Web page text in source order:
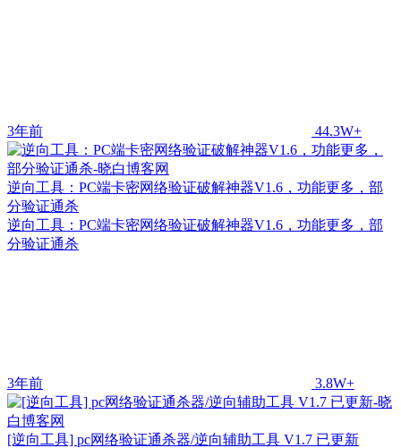
3年前 44.3W+
逆向工具：PC端卡密网络验证破解神器V1.6，功能更多，部
分验证通杀
逆向工具：PC端卡密网络验证破解神器V1.6，功能更多，部
分验证通杀
3年前 3.8W+
[逆向工具] pc网络验证通杀器/逆向辅助工具 V1.7 已更新